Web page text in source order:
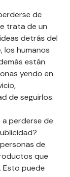
de
trata de un
detrás del
los humanos
están
yendo en
de seguirlos.
perderse de
de
que
Esto puede